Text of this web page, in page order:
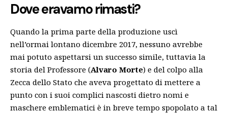
Dove eravamo rimasti?
Quando la prima parte della produzione uscì
nell’ormai lontano dicembre 2017, nessuno avrebbe
mai potuto aspettarsi un successo simile, tuttavia la
storia del Professore (Alvaro Morte) e del colpo alla
Zecca dello Stato che aveva progettato di mettere a
punto con i suoi complici nascosti dietro nomi e
maschere emblematici è in breve tempo spopolato a tal